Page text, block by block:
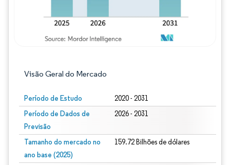
Visão Geral do Mercado
Período de Estudo 2020 - 2031
Período de Dados de
Previsão
2026 - 2031
Tamanho do mercado no
ano base (2025)
159.72 Bilhões de dólares